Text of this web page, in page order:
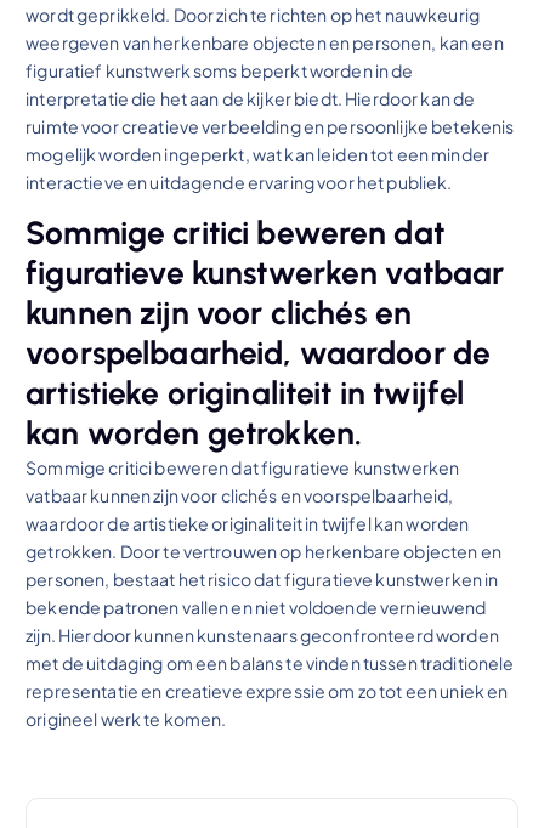
wordt geprikkeld. Door zich te richten op het nauwkeurig
weergeven van herkenbare objecten en personen, kan een
figuratief kunstwerk soms beperkt worden in de
interpretatie die het aan de kijker biedt. Hierdoor kan de
ruimte voor creatieve verbeelding en persoonlijke betekenis
mogelijk worden ingeperkt, wat kan leiden tot een minder
interactieve en uitdagende ervaring voor het publiek.
Sommige critici beweren dat
figuratieve kunstwerken vatbaar
kunnen zijn voor clichés en
voorspelbaarheid, waardoor de
artistieke originaliteit in twijfel
kan worden getrokken.
Sommige critici beweren dat figuratieve kunstwerken
vatbaar kunnen zijn voor clichés en voorspelbaarheid,
waardoor de artistieke originaliteit in twijfel kan worden
getrokken. Door te vertrouwen op herkenbare objecten en
personen, bestaat het risico dat figuratieve kunstwerken in
bekende patronen vallen en niet voldoende vernieuwend
zijn. Hierdoor kunnen kunstenaars geconfronteerd worden
met de uitdaging om een balans te vinden tussen traditionele
representatie en creatieve expressie om zo tot een uniek en
origineel werk te komen.